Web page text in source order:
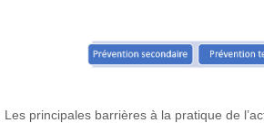
Les principales barrières à la pratique de